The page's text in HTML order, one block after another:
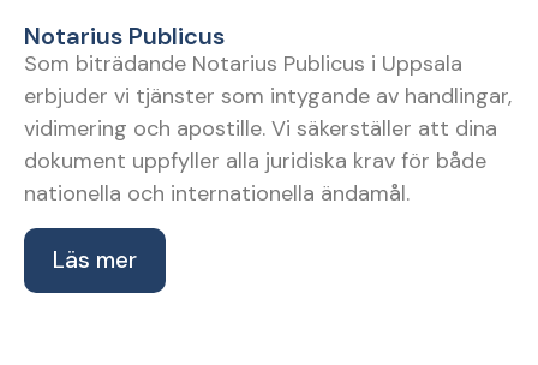
Notarius Publicus
Som biträdande Notarius Publicus i Uppsala
erbjuder vi tjänster som intygande av handlingar,
vidimering och apostille. Vi säkerställer att dina
dokument uppfyller alla juridiska krav för både
nationella och internationella ändamål.
Läs mer